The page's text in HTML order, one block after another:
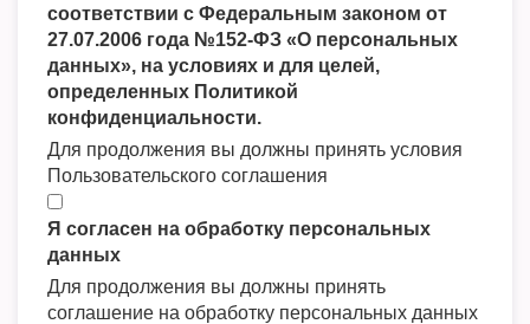
соответствии с Федеральным законом от
27.07.2006 года №152-ФЗ «О персональных
данных», на условиях и для целей,
определенных Политикой
конфиденциальности.
Для продолжения вы должны принять условия
Пользовательского соглашения
Я согласен на обработку персональных
данных
Для продолжения вы должны принять
соглашение на обработку персональных данных